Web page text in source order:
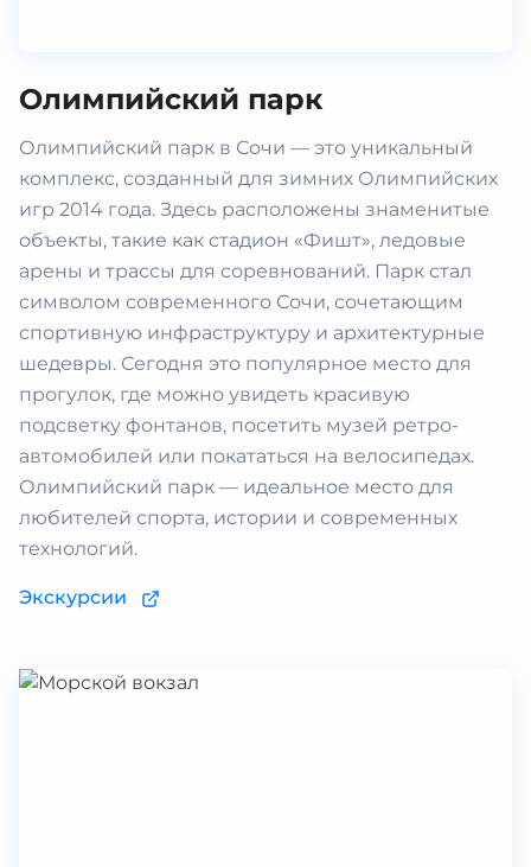
Олимпийский парк
Олимпийский парк в Сочи — это уникальный
комплекс, созданный для зимних Олимпийских
игр 2014 года. Здесь расположены знаменитые
объекты, такие как стадион «Фишт», ледовые
арены и трассы для соревнований. Парк стал
символом современного Сочи, сочетающим
спортивную инфраструктуру и архитектурные
шедевры. Сегодня это популярное место для
прогулок, где можно увидеть красивую
подсветку фонтанов, посетить музей ретро-
автомобилей или покататься на велосипедах.
Олимпийский парк — идеальное место для
любителей спорта, истории и современных
технологий.
Экскурсии